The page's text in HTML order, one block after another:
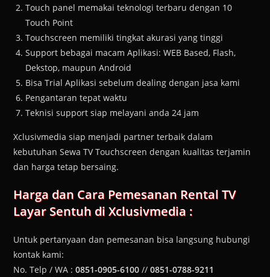
Touch panel memakai teknologi terbaru dengan 10
Touch Point
Touchscreen memiliki tingkat akurasi yang tinggi
Support bebagai macam Aplikasi: WEB Based, Flash,
Dekstop, maupun Android
Bisa Trial Aplikasi sebelum dealing dengan jasa kami
Pengantaran tepat waktu
Teknisi support siap melayani anda 24 jam
Xclusivmedia siap menjadi partner terbaik dalam
kebutuhan Sewa TV Touchscreen dengan kualitas terjamin
dan harga tetap bersaing.
Harga dan Cara Pemesanan Rental TV
Layar Sentuh di Xclusivmedia :
Untuk pertanyaan dan pemesanan bisa langsung hubungi
kontak kami:
No. Telp / WA :0851-0905-6100 //0851-0788-9211